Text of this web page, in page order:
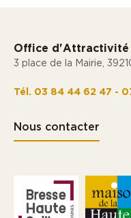
Office d'Attractivité
3 place de la Mairie,
Tél. 03 84 44 62 47 -
Nous contacter